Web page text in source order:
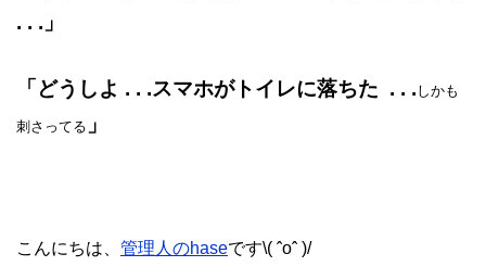
. . .」
「どうしよ . . .スマホがトイレに落ちた . . . しかも
刺さってる 」
こんにちは、 管理人のhaseです\( ˆoˆ )/